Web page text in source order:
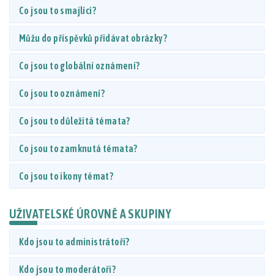
Co jsou to smajlíci?
Můžu do příspěvků přidávat obrázky?
Co jsou to globální oznámení?
Co jsou to oznámení?
Co jsou to důležitá témata?
Co jsou to zamknutá témata?
Co jsou to ikony témat?
UŽIVATELSKÉ ÚROVNĚ A SKUPINY
Kdo jsou to administrátoři?
Kdo jsou to moderátoři?